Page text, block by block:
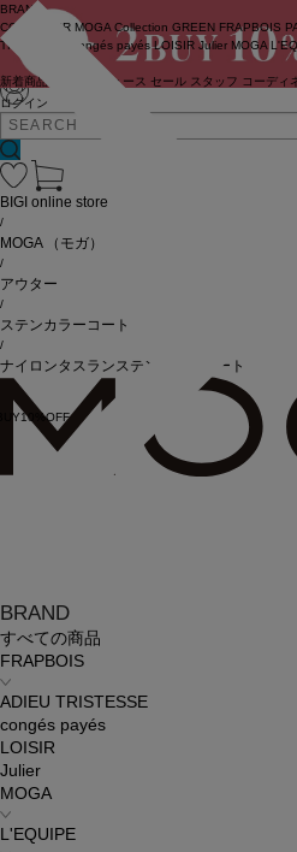
ログイン
BRAND
COUTURIER MOGA Collection GREEN FRAPBOIS
TRISTESSE
congés payés LOISIR Julier MOGA
新着商品 ニュース セール スタッフ コーディ
BRAND
すべての商品
FRAPBOIS
ADIEU TRISTESSE
congés payés
LOISIR
Julier
MOGA
L'EQUIPE
BIGI online store
/
MOGA （モガ）
/
アウター
/
ステンカラーコート
/
ナイロンタスランステンカラーコート